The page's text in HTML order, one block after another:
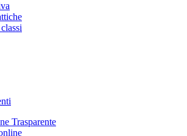
Trasparente